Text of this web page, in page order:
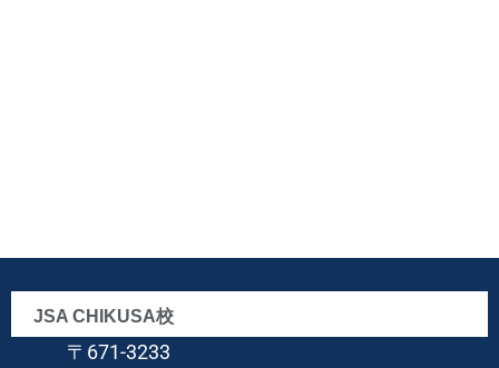
JSA CHIKUSA校
〒671-3233